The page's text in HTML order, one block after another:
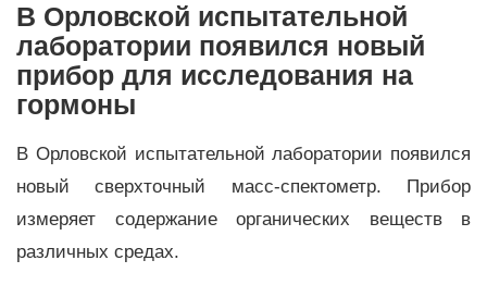
В Орловской испытательной
лаборатории появился новый
прибор для исследования на
гормоны
В Орловской испытательной лаборатории появился
новый сверхточный масс-спектометр. Прибор
измеряет содержание органических веществ в
различных средах.